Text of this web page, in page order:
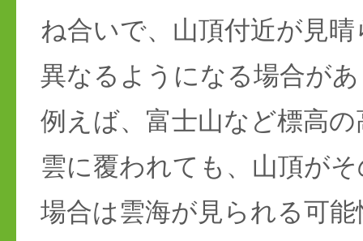
ね合いで、山頂付近が見
異なるようになる場合が
例えば、富士山など標高
雲に覆われても、山頂が
場合は雲海が見られる可